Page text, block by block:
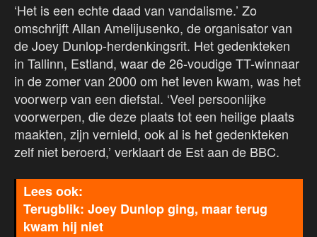
‘Het is een echte daad van vandalisme.’ Zo
omschrijft Allan Amelijusenko, de organisator van
de Joey Dunlop-herdenkingsrit. Het gedenkteken
in Tallinn, Estland, waar de 26-voudige TT-winnaar
in de zomer van 2000 om het leven kwam, was het
voorwerp van een diefstal. ‘Veel persoonlijke
voorwerpen, die deze plaats tot een heilige plaats
maakten, zijn vernield, ook al is het gedenkteken
zelf niet beroerd,’ verklaart de Est aan de BBC.
Terugblik: Joey Dunlop ging, maar terug
kwam hij niet